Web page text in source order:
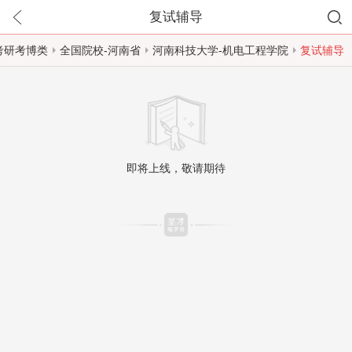
复试辅导
研考博类 全国院校-河南省 河南科技大学-机电工程学院 复试辅导
即将上线，敬请期待